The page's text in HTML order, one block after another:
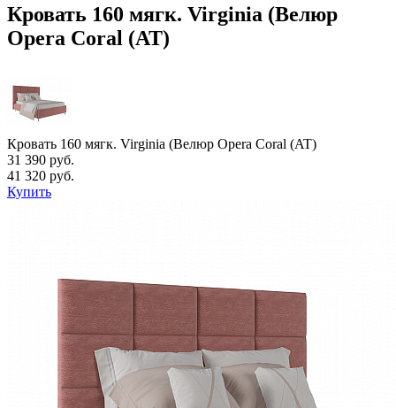
Кровать 160 мягк. Virginia (Велюр
Opera Coral (AT)
Кровать 160 мягк. Virginia (Велюр Opera Coral (AT)
31 390 руб.
41 320 руб.
Купить